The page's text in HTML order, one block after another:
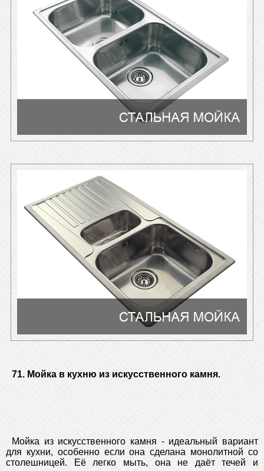
71. Мойка в кухню из искусственного камня.
Мойка из искусственного камня - идеальный вариант
для кухни, особенно если она сделана монолитной со
столешницей. Её легко мыть, она не даёт течей и